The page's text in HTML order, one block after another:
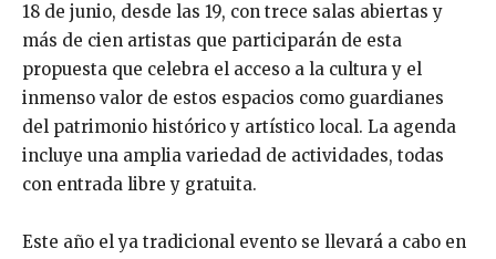
18 de junio, desde las 19, con trece salas abiertas y
más de cien artistas que participarán de esta
propuesta que celebra el acceso a la cultura y el
inmenso valor de estos espacios como guardianes
del patrimonio histórico y artístico local. La agenda
incluye una amplia variedad de actividades, todas
con entrada libre y gratuita.
Este año el ya tradicional evento se llevará a cabo en